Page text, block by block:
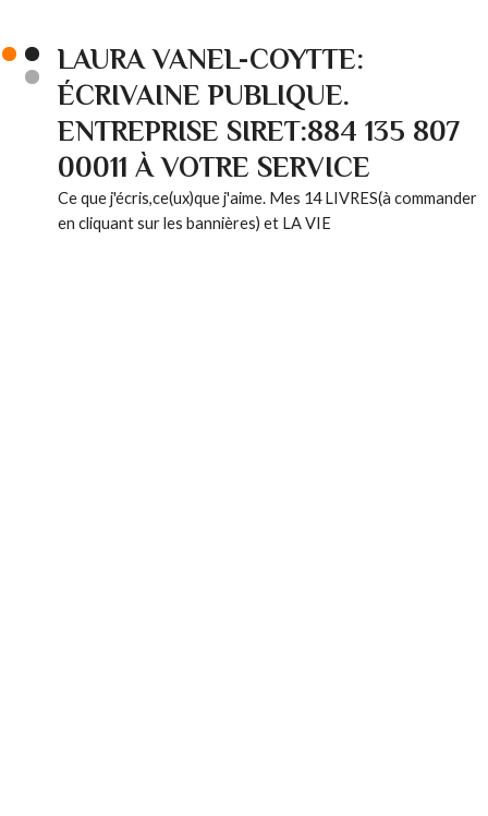
LAURA VANEL-COYTTE:
ÉCRIVAINE PUBLIQUE.
ENTREPRISE SIRET:884 135 807
00011 À VOTRE SERVICE
Ce que j'écris,ce(ux)que j'aime. Mes 14 LIVRES(à commander
en cliquant sur les bannières) et LA VIE